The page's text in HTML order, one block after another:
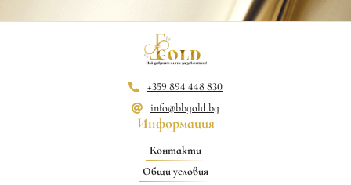
+359 894 448 830
info@bbgold.bg
Информация
Контакти
Общи условия